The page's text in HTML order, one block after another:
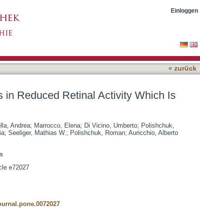
Which Is Improved by Gene TherapyEinloggen
« zurück
in Reduced Retinal Activity Which Is
Andrea; Marrocco, Elena; Di Vicino, Umberto; Polishchuk,
; Seeliger, Mathias W.; Polishchuk, Roman; Auricchio, Alberto
e72027